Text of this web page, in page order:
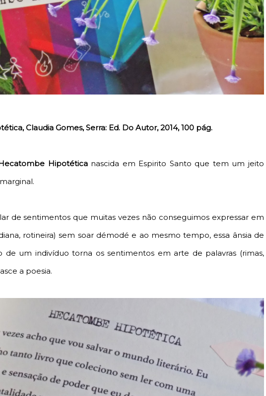
Claudia Gomes, Serra: Ed. Do Autor, 2014, 100 pág.
Hipotéticanascida em Espirito Santo que tem um jeito
de sentimentos que muitas vezes não conseguimos expressar em
rotineira) sem soar démodé e ao mesmo tempo, essa ânsia de
de um indivíduo torna os sentimentos em arte de palavras (rimas,
a poesia.